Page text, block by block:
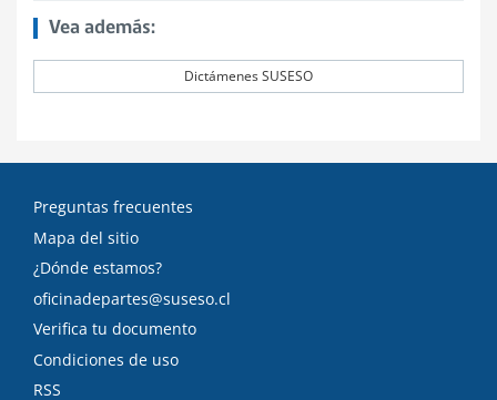
Vea además:
Dictámenes SUSESO
Preguntas frecuentes
Mapa del sitio
¿Dónde estamos?
oficinadepartes@suseso.cl
Verifica tu documento
Condiciones de uso
RSS